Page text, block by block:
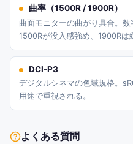
曲率（1500R / 1900R）
曲面モニターの曲がり具合。数
1500Rが没入感強め、1900Rは
DCI-P3
デジタルシネマの色域規格。
用途で重視される。
よくある質問